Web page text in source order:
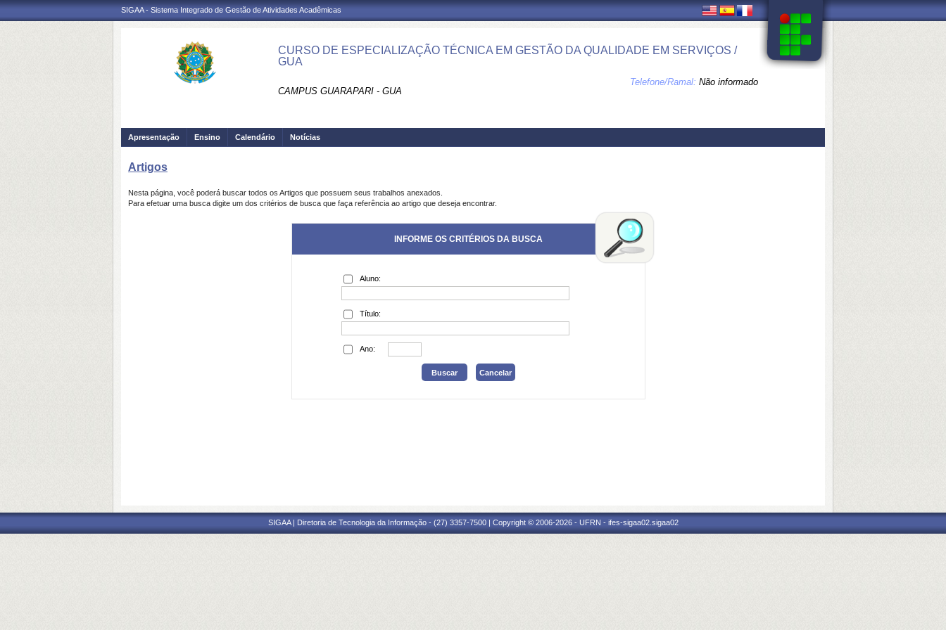
SIGAA - Sistema Integrado de Gestão de Atividades Acadêmicas
CURSO DE ESPECIALIZAÇÃO TÉCNICA EM GESTÃO DA QUALIDADE EM SERVIÇOS /
GUA
CAMPUS GUARAPARI - GUA
Telefone/Ramal: Não informado
Apresentação Ensino Calendário Notícias
Artigos
Nesta página, você poderá buscar todos os Artigos que possuem seus trabalhos anexados.
Para efetuar uma busca digite um dos critérios de busca que faça referência ao artigo que deseja encontrar.
INFORME OS CRITÉRIOS DA BUSCA
Aluno:
Título:
Ano:
SIGAA | Diretoria de Tecnologia da Informação - (27) 3357-7500 | Copyright © 2006-2026 - UFRN - ifes-sigaa02.sigaa02